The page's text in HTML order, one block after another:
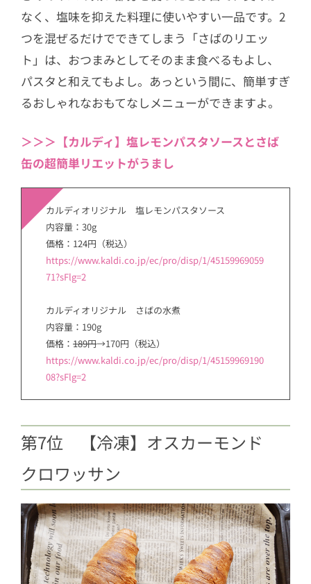
なく、塩味を抑えた料理に使いやすい一品です。2
つを混ぜるだけでできてしまう「さばのリエッ
ト」は、おつまみとしてそのまま食べるもよし、
パスタと和えてもよし。あっという間に、簡単すぎ
るおしゃれなおもてなしメニューができますよ。
＞＞＞【カルディ】塩レモンパスタソースとさば
缶の超簡単リエットがうまし
カルディオリジナル 塩レモンパスタソース
内容量：30g
価格：124円（税込）
https://www.kaldi.co.jp/ec/pro/disp/1/45159969059
71?sFlg=2
カルディオリジナル さばの水煮
内容量：190g
価格： 189円→170円（税込）
https://www.kaldi.co.jp/ec/pro/disp/1/45159969190
08?sFlg=2
第7位 【冷凍】オスカーモンド
クロワッサン